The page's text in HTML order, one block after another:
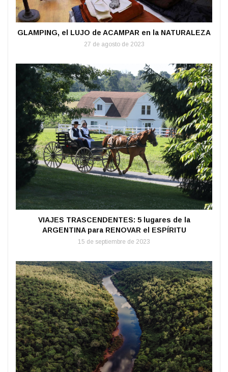
GLAMPING, el LUJO de ACAMPAR en la NATURALEZA
27 de agosto de 2023
VIAJES TRASCENDENTES: 5 lugares de la
ARGENTINA para RENOVAR el ESPÍRITU
15 de septiembre de 2023